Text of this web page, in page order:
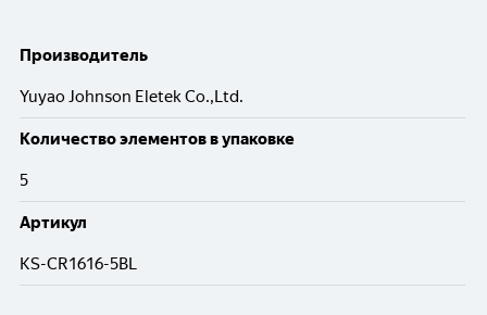
Производитель
Yuyao Johnson Eletek Co.,Ltd.
Количество элементов в упаковке
5
Артикул
KS-CR1616-5BL